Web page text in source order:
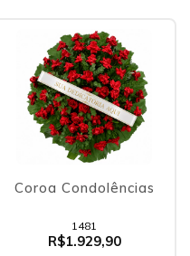
Coroa Condolências
1481
R$1.929,90